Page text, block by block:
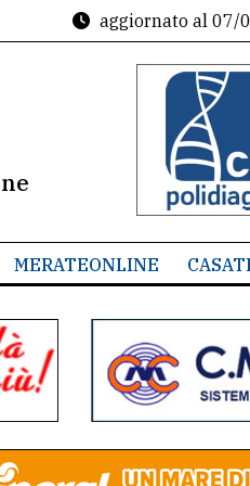
aggiornato al 07/
MERATEONLINE